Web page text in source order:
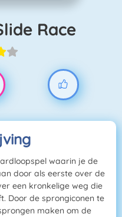
Race
waarin je de
door als eerste over de
een kronkelige weg die
Door de sprongiconen te
maken om de